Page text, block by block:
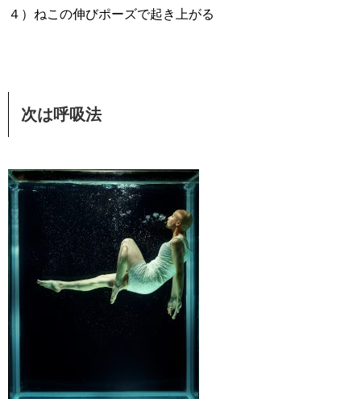
４）ねこの伸びポーズで起き上がる
次は呼吸法